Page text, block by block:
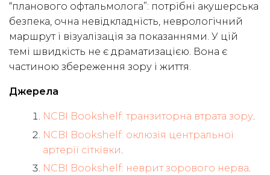
“планового офтальмолога”: потрібні акушерська
безпека, очна невідкладність, неврологічний
маршрут і візуалізація за показаннями. У цій
темі швидкість не є драматизацією. Вона є
частиною збереження зору і життя.
Джерела
NCBI Bookshelf: транзиторна втрата зору.
NCBI Bookshelf: оклюзія центральної
артерії сітківки
NCBI Bookshelf: неврит зорового нерва.